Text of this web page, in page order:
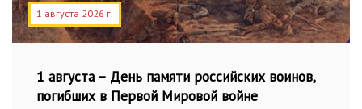
1 августа 2026 г.
1 августа – День памяти российских воинов,
погибших в Первой Мировой войне